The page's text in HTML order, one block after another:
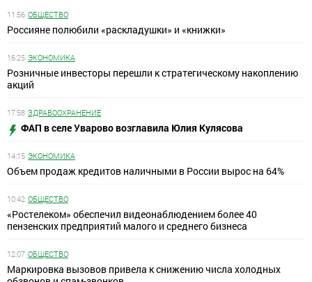
11:56 ОБЩЕСТВО
Россияне полюбили «раскладушки» и «книжки»
16:25 ЭКОНОМИКА
Розничные инвесторы перешли к стратегическому накоплению
акций
17:58 ЗДРАВООХРАНЕНИЕ
ФАП в селе Уварово возглавила Юлия Кулясова
14:15 ЭКОНОМИКА
Объем продаж кредитов наличными в России вырос на 64%
10:42 ОБЩЕСТВО
«Ростелеком» обеспечил видеонаблюдением более 40
пензенских предприятий малого и среднего бизнеса
12:07 ОБЩЕСТВО
Маркировка вызовов привела к снижению числа холодных